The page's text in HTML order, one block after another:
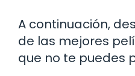
A continuación,
de las mejores
que no te puedes